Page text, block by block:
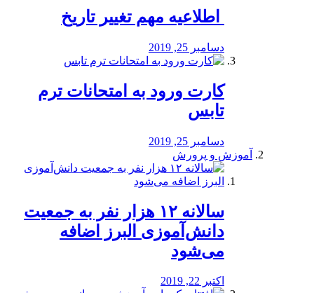
️ اطلاعیه مهم تغییر تاریخ
دسامبر 25, 2019
کارت ورود به امتحانات ترم
تابس
دسامبر 25, 2019
آموزش و پرورش
️سالانه ۱۲ هزار نفر به جمعیت
دانش‌آموزی البرز اضافه
می‌شود
اکتبر 22, 2019